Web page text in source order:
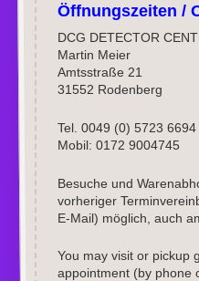
Öffnungszeiten /
DCG DETECTOR
Martin Meier
Amtsstraße 21
31552 Rodenberg
Tel. 0049 (0) 5723 6694
Mobil: 0172 9004745
Besuche und
vorheriger
E-Mail) möglich, auch
You may visit or pickup
appointment (by phone